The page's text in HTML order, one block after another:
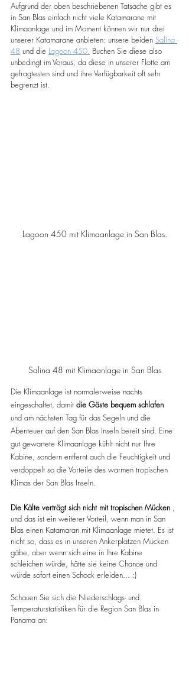
Aufgrund der oben beschriebenen Tatsache gibt es
in San Blas einfach nicht viele Katamarane mit
Klimaanlage und im Moment können wir nur drei
unserer Katamarane anbieten: unsere beiden Salina
48 und die Lagoon 450. Buchen Sie diese also
unbedingt im Voraus, da diese in unserer Flotte am
gefragtesten sind und ihre Verfügbarkeit oft sehr
begrenzt ist.
Lagoon 450 mit Klimaanlage in San Blas.
Salina 48 mit Klimaanlage in San Blas
Die Klimaanlage ist normalerweise nachts
eingeschaltet, damit die Gäste bequem schlafen
und am nächsten Tag für das Segeln und die
Abenteuer auf den San Blas Inseln bereit sind. Eine
gut gewartete Klimaanlage kühlt nicht nur Ihre
Kabine, sondern entfernt auch die Feuchtigkeit und
verdoppelt so die Vorteile des warmen tropischen
Klimas der San Blas Inseln.
Die Kälte verträgt sich nicht mit tropischen Mücken ,
und das ist ein weiterer Vorteil, wenn man in San
Blas einen Katamaran mit Klimaanlage mietet. Es ist
nicht so, dass es in unseren Ankerplätzen Mücken
gäbe, aber wenn sich eine in Ihre Kabine
schleichen würde, hätte sie keine Chance und
würde sofort einen Schock erleiden... :)
Schauen Sie sich die Niederschlags- und
Temperaturstatistiken für die Region San Blas in
Panama an: